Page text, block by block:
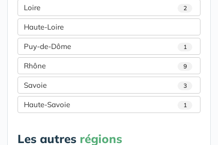
Loire 2
Haute-Loire
Puy-de-Dôme 1
Rhône 9
Savoie 3
Haute-Savoie 1
Les autres régions